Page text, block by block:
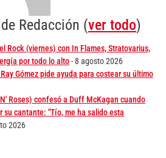
Redacción (ver todo)
Rock (viernes) con In Flames, Stratovarius,
por todo lo alto- 8 agosto 2026
Gómez pide ayuda para costear su último
Roses) confesó a Duff McKagan cuando
su cantante: "Tío, me ha salido esta
2026